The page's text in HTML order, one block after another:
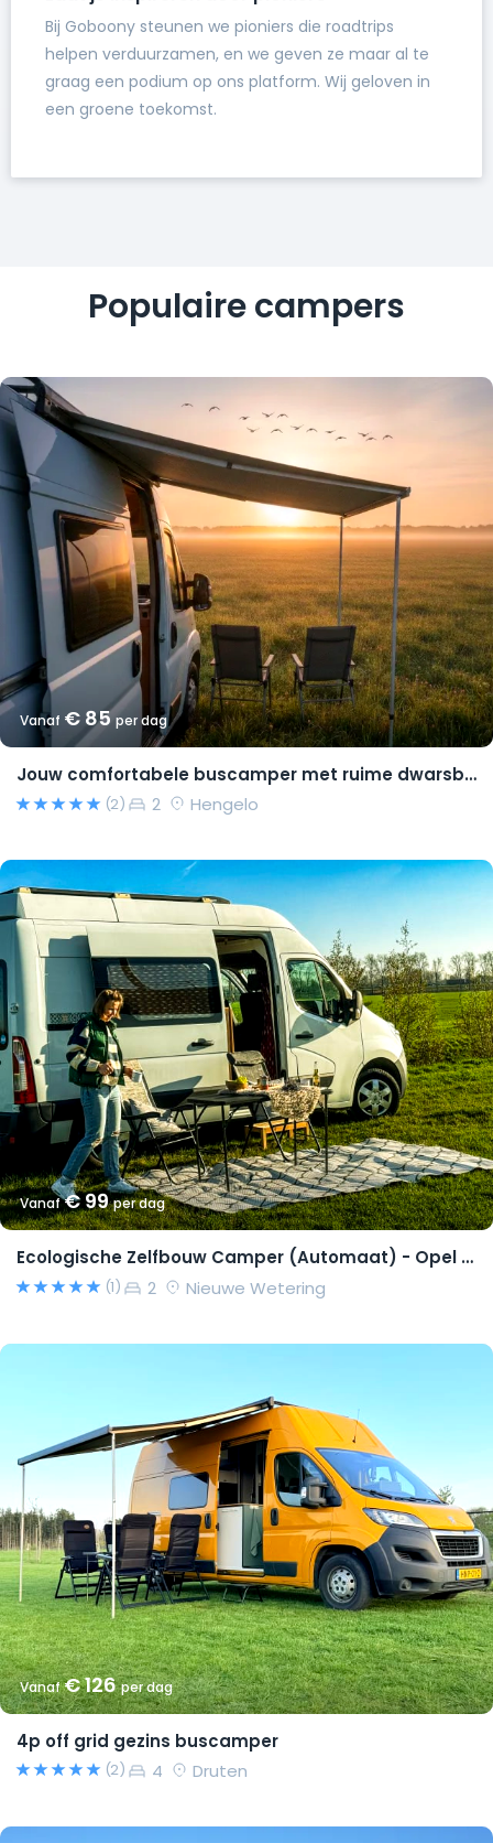
Bij Goboony steunen we pioniers die roadtrips
helpen verduurzamen, en we geven ze maar al te
graag een podium op ons platform. Wij geloven in
een groene toekomst.
Populaire campers
Vanaf € 85per dag
Jouw comfortabele buscamper met ruime dwarsbedden en natural look(s)!
(2) 2 Hengelo
Vanaf€ 99per dag
Ecologische Zelfbouw Camper (Automaat) - Opel Movano 2015 – Richard
(1) 2 Nieuwe Wetering
Vanaf€ 126per dag
4p off grid gezins buscamper
(2) 4 Druten